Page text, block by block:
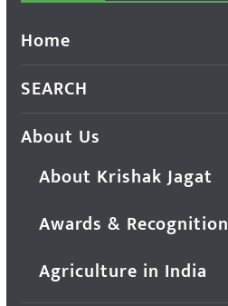
Home
SEARCH
About Us
About Krishak Jagat
Awards & Recognition
Agriculture in India